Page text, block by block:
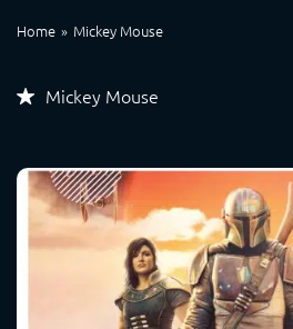
Home Mickey Mouse
Mickey Mouse